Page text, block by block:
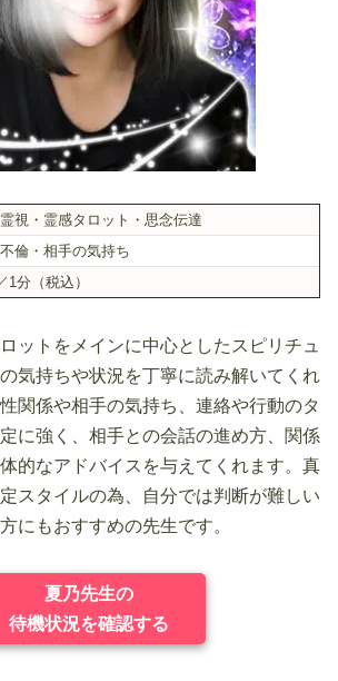
視・霊感タロット・思念伝達
倫・相手の気持ち
1分（税込）
ットをメインに中心としたスピリチュ
気持ちや状況を丁寧に読み解いてくれ
関係や相手の気持ち、連絡や行動のタ
に強く、相手との会話の進め方、関係
的なアドバイスを与えてくれます。真
スタイルの為、自分では判断が難しい
にもおすすめの先生です。
夏乃先生の
待機状況を確認する